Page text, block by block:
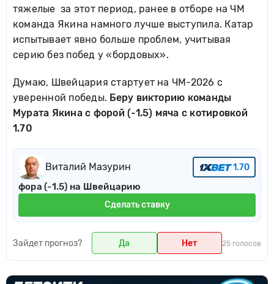
тяжелые за этот период, ранее в отборе на ЧМ
команда Якина намного лучше выступила. Катар
испытывает явно больше проблем, учитывая
серию без побед у «бордовых».
Думаю, Швейцария стартует на ЧМ-2026 с
уверенной победы. Беру викторию команды
Мурата Якина с форой (-1.5) мяча с котировкой
1.70
Виталий Мазурин 1.70
фора (-1.5) на Швейцарию
Сделать ставку
Зайдет прогноз? Да Нет 25 голосов